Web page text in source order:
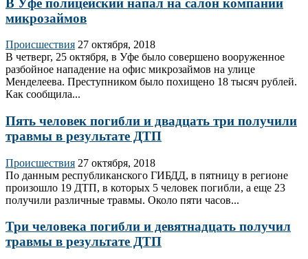
микрозаймов
Происшествия 27 октября, 2018
В четверг, 25 октября, в Уфе было совершено вооруженное
разбойное нападение на офис микрозаймов на улице
Менделеева. Преступником было похищено 18 тысяч рублей.
Как сообщила...
Пять человек погибли и двадцать три получили
травмы в результате ДТП
Происшествия 27 октября, 2018
По данным республиканского ГИБДД, в пятницу в регионе
произошло 19 ДТП, в которых 5 человек погибли, а еще 23
получили различные травмы. Около пяти часов...
Три человека погибли и девятнадцать получил
травмы в результате ДТП